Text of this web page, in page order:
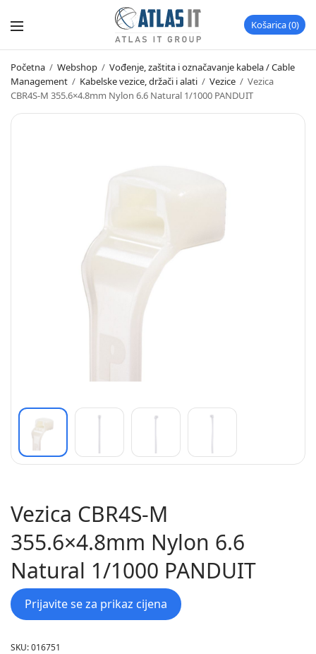
Košarica 0
Početna / Webshop / Vođenje, zaštita i označavanje kabela / Cable
Management / Kabelske vezice, držači i alati / Vezice / Vezica
CBR4S-M 355.6×4.8mm Nylon 6.6 Natural 1/1000 PANDUIT
Vezica CBR4S-M
355.6×4.8mm Nylon 6.6
Natural 1/1000 PANDUIT
Prijavite se za prikaz cijena
SKU:016751